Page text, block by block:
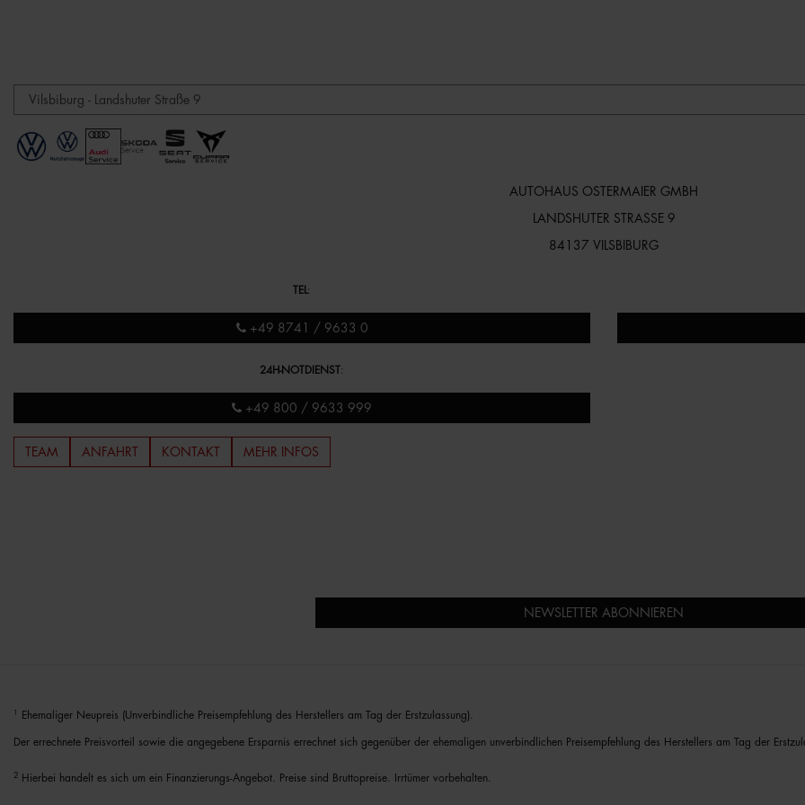
AUTOHAUS OSTERMAIER GMBH
LANDSHUTER STRASSE 9
84137 VILSBIBURG
TEL :
+49 8741 / 9633 0
24H-NOTDIENST:
+49 800 / 9633 999
TEAM ANFAHRT KONTAKT MEHR INFOS
NEWSLETTER ABONNIEREN
Ehemaliger Neupreis (Unverbindliche Preisempfehlung des Herstellers am Tag der Erstzulassung).
Der errechnete Preisvorteil sowie die angegebene Ersparnis errechnet sich gegenüber der ehemaligen unverbindlichen Preisempfehlung des Herstellers am Tag der
2 Hierbei handelt es sich um ein Finanzierungs-Angebot. Preise sind Bruttopreise. Irrtümer vorbehalten.